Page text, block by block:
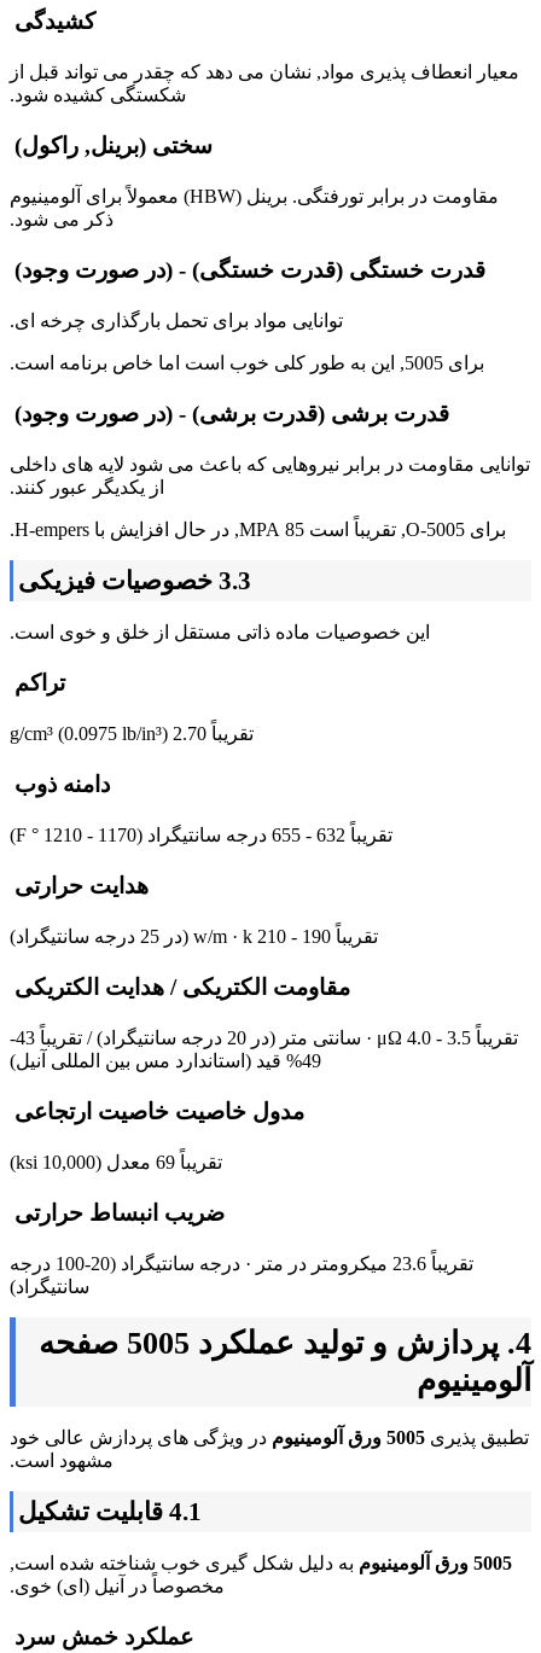
کشیدگی
معیار انعطاف پذیری مواد, نشان می دهد که چقدر می تواند قبل از
شکستگی کشیده شود.
سختی (برینل, راکول)
مقاومت در برابر تورفتگی. برینل (HBW) معمولاً برای آلومینیوم
ذکر می شود.
قدرت خستگی (قدرت خستگی) - (در صورت وجود)
توانایی مواد برای تحمل بارگذاری چرخه ای.
برای 5005, این به طور کلی خوب است اما خاص برنامه است.
قدرت برشی (قدرت برشی) - (در صورت وجود)
توانایی مقاومت در برابر نیروهایی که باعث می شود لایه های داخلی
از یکدیگر عبور کنند.
برای 5005-O, تقریباً است 85 MPA, در حال افزایش با H-empers.
3.3 خصوصیات فیزیکی
این خصوصیات ماده ذاتی مستقل از خلق و خوی است.
تراکم
تقریباً 2.70 g/cm³ (0.0975 lb/in³)
دامنه ذوب
تقریباً 632 - 655 درجه سانتیگراد (1170 - 1210 ° F)
هدایت حرارتی
تقریباً 190 - 210 w/m · k (در 25 درجه سانتیگراد)
مقاومت الکتریکی / هدایت الکتریکی
تقریباً 3.5 - 4.0 μΩ · سانتی متر (در 20 درجه سانتیگراد) / تقریباً 43-
49% قید (استاندارد مس بین المللی آنیل)
مدول خاصیت خاصیت ارتجاعی
تقریباً 69 معدل (10,000 ksi)
ضریب انبساط حرارتی
تقریباً 23.6 میکرومتر در متر · درجه سانتیگراد (20-100 درجه
سانتیگراد)
4. پردازش و تولید عملکرد 5005 صفحه
آلومینیوم
تطبیق پذیری 5005 ورق آلومینیوم
در ویژگی های پردازش عالی خود
مشهود است.
4.1 قابلیت تشکیل
5005 ورق آلومینیوم
به دلیل شکل گیری خوب شناخته شده است,
مخصوصاً در آنیل (ای) خوی.
عملکرد خمش سرد